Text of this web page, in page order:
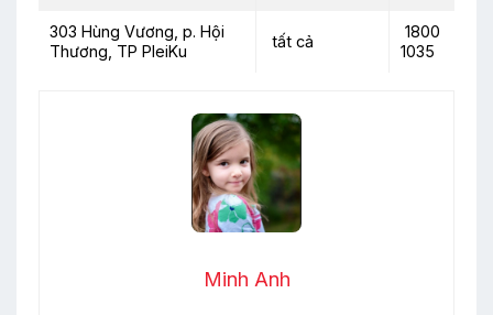
303 Hùng Vương, p. Hội
Thương, TP PleiKu
tất cả
1800
1035
Minh Anh